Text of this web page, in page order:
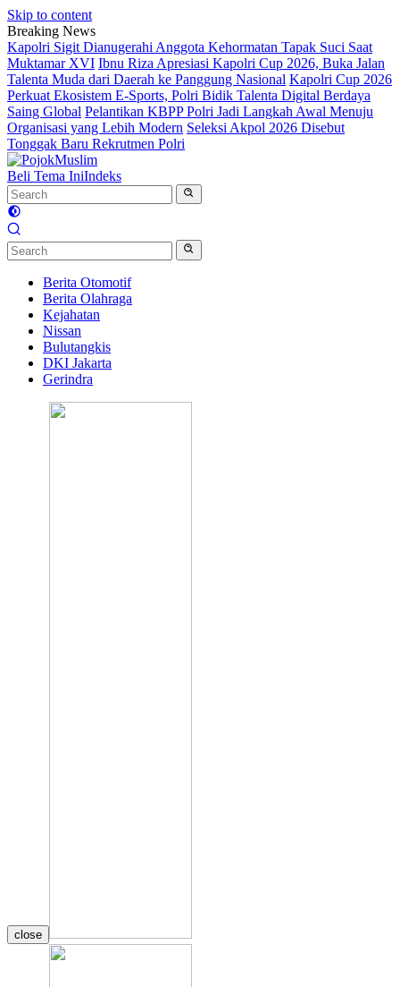
Skip to content
Breaking News
Kapolri Sigit Dianugerahi Anggota Kehormatan Tapak Suci Saat
Muktamar XVI Ibnu Riza Apresiasi Kapolri Cup 2026, Buka Jalan
Talenta Muda dari Daerah ke Panggung Nasional Kapolri Cup 2026
Perkuat Ekosistem E-Sports, Polri Bidik Talenta Digital Berdaya
Saing Global Pelantikan KBPP Polri Jadi Langkah Awal Menuju
Organisasi yang Lebih Modern Seleksi Akpol 2026 Disebut
Tonggak Baru Rekrutmen Polri
Beli Tema IniIndeks
Berita Otomotif
Berita Olahraga
Kejahatan
Nissan
Bulutangkis
DKI Jakarta
Gerindra
close